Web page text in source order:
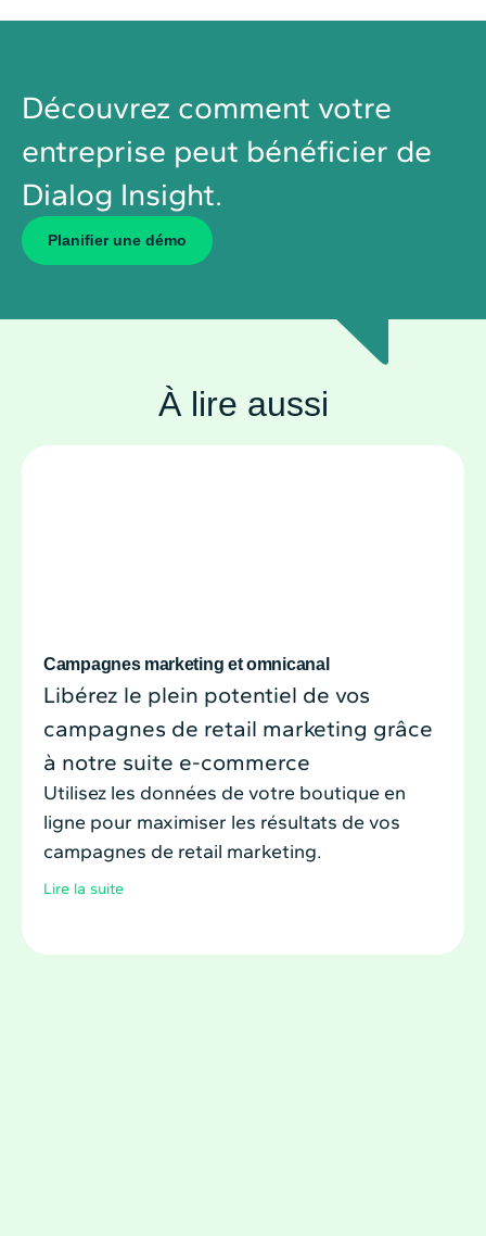
Découvrez comment votre
entreprise peut bénéficier de
Dialog Insight.
Planiﬁer une démo
À lire aussi
Campagnes marketing et omnicanal
Libérez le plein potentiel de vos
campagnes de retail marketing grâce
à notre suite e-commerce
Utilisez les données de votre boutique en
ligne pour maximiser les résultats de vos
campagnes de retail marketing.
Lire la suite